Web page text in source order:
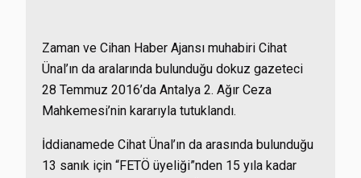
Zaman ve Cihan Haber Ajansı muhabiri Cihat
Ünal’ın da aralarında bulunduğu dokuz gazeteci
28 Temmuz 2016’da Antalya 2. Ağır Ceza
Mahkemesi’nin kararıyla tutuklandı.
İddianamede Cihat Ünal’ın da arasında bulunduğu
13 sanık için “FETÖ üyeliği”nden 15 yıla kadar